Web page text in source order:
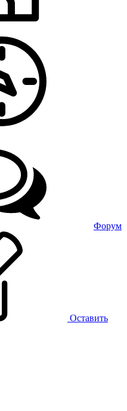
Форум
Оставить